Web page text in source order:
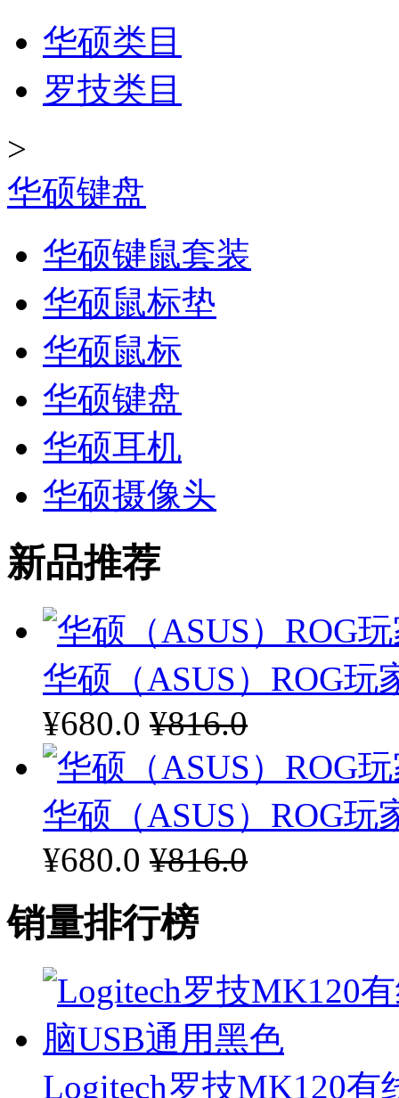
华硕类目
罗技类目
>
华硕键盘
华硕键鼠套装
华硕鼠标垫
华硕鼠标
华硕键盘
华硕耳机
华硕摄像头
新品推荐
华硕（ASUS）ROG
¥680.0 ¥816.0
华硕（ASUS）ROG
¥680.0 ¥816.0
销量排行榜
Logitech罗技MK120